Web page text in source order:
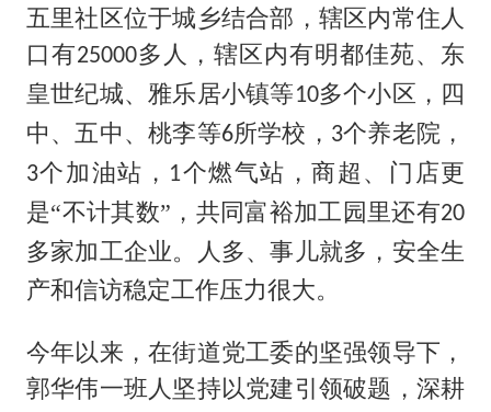
五里社区位于城乡结合部，辖区内常住人
口有25000多 人，辖区内有明都佳苑、东
皇世纪城、雅乐居小镇等10多个小区， 四
中、五中、桃李等6所学校， 3个养老院，
3个加油站， 1个燃气站，商超、门店更
是“不计其数”，共同富裕加工园里还有20
多家加工企业。人多、事儿就多，安全生
产和信访稳定工作压力很大。
今年以来，在街道党工委的坚强领导下，
郭华伟一班人 坚持以党建引领破题，深耕